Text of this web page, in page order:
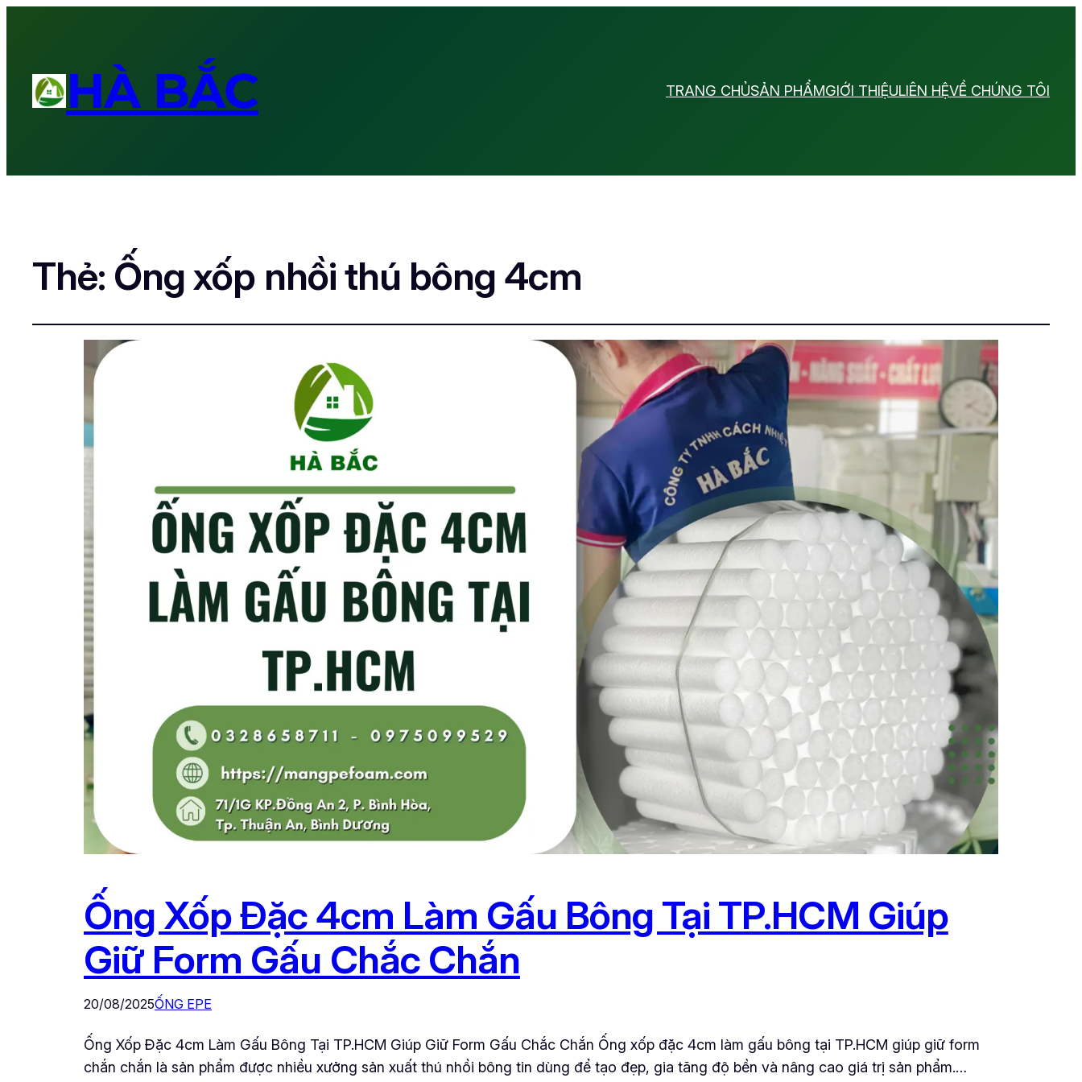
HÀ BẮC TRANG CHỦSẢN PHẨMGIỚI THIỆULIÊN HỆVỀ CHÚNG TÔI
Thẻ: Ống xốp nhồi thú bông 4cm
Ống Xốp Đặc 4cm Làm Gấu Bông Tại TP.HCM Giúp
Giữ Form Gấu Chắc Chắn
20/08/2025ỐNG EPE
Ống Xốp Đặc 4cm Làm Gấu Bông Tại TP.HCM Giúp Giữ Form Gấu Chắc Chắn Ống xốp đặc 4cm làm gấu bông tại TP.HCM giúp giữ form
chắn chắn là sản phẩm được nhiều xưởng sản xuất thú nhồi bông tin dùng để tạo đẹp, gia tăng độ bền và nâng cao giá trị sản phẩm.…